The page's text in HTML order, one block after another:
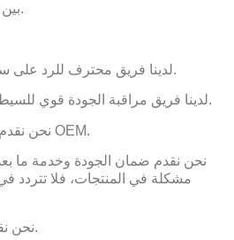
بين العديد من الفنادق الأخرى.
1) لدينا فريق محترف للرد على سؤالك خلال 0-24 ساعة.
2) لدينا فريق مراقبة الجودة قوي للسيطرة على جودة كل منتج.
3) نحن نقدم خدمة التصميم ورحب OEM.
مشكلة في المنتجات، فلا تتردد
5) نحن نقبل الطلبات المخصصة.